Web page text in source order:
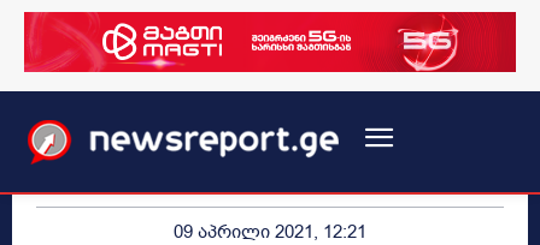
09 აპრილი 2021, 12:21